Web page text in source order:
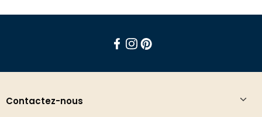
Contactez-nous